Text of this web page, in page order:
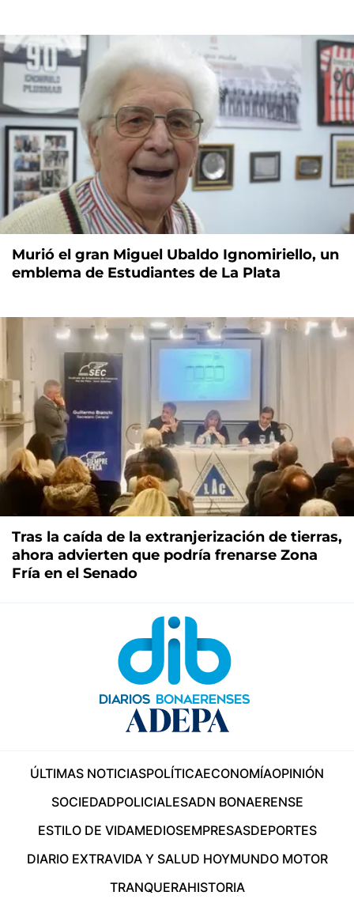
Murió el gran Miguel Ubaldo Ignomiriello, un
emblema de Estudiantes de La Plata
Tras la caída de la extranjerización de tierras,
ahora advierten que podría frenarse Zona
Fría en el Senado
ÚLTIMAS NOTICIASPOLÍTICAECONOMÍAOPINIÓN
SOCIEDADPOLICIALESADN BONAERENSE
ESTILO DE VIDAMEDIOSEMPRESASDEPORTES
DIARIO EXTRAVIDA Y SALUD HOYMUNDO MOTOR
TRANQUERAHISTORIA